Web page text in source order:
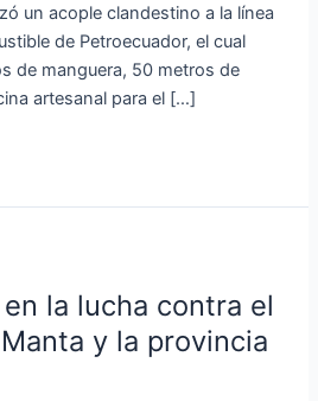
un acople clandestino a la línea
de Petroecuador, el cual
de manguera, 50 metros de
artesanal para el […]
la lucha contra el
y la provincia